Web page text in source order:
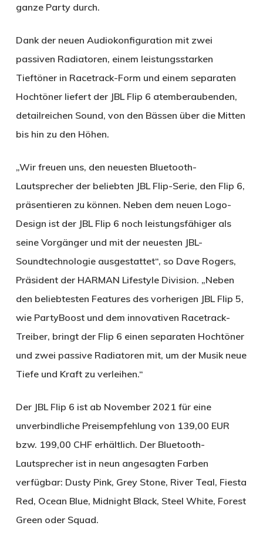
ganze Party durch.
Dank der neuen Audiokonfiguration mit zwei
passiven Radiatoren, einem leistungsstarken
Tieftöner in Racetrack-Form und einem separaten
Hochtöner liefert der JBL Flip 6 atemberaubenden,
detailreichen Sound, von den Bässen über die Mitten
bis hin zu den Höhen.
„Wir freuen uns, den neuesten Bluetooth-
Lautsprecher der beliebten JBL Flip-Serie, den Flip 6,
präsentieren zu können. Neben dem neuen Logo-
Design ist der JBL Flip 6 noch leistungsfähiger als
seine Vorgänger und mit der neuesten JBL-
Soundtechnologie ausgestattet“, so Dave Rogers,
Präsident der HARMAN Lifestyle Division. „Neben
den beliebtesten Features des vorherigen JBL Flip 5,
wie PartyBoost und dem innovativen Racetrack-
Treiber, bringt der Flip 6 einen separaten Hochtöner
und zwei passive Radiatoren mit, um der Musik neue
Tiefe und Kraft zu verleihen.“
Der JBL Flip 6 ist ab November 2021 für eine
unverbindliche Preisempfehlung von 139,00 EUR
bzw. 199,00 CHF erhältlich. Der Bluetooth-
Lautsprecher ist in neun angesagten Farben
verfügbar: Dusty Pink, Grey Stone, River Teal, Fiesta
Red, Ocean Blue, Midnight Black, Steel White, Forest
Green oder Squad.